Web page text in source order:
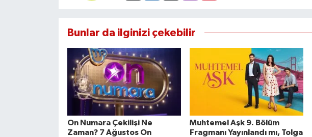
Bunlar da ilginizi çekebilir
On Numara Çekilişi Ne
Zaman? 7 Ağustos On
Muhtemel Aşk 9. Bölüm
Fragmanı Yayınlandı mı, Tolga